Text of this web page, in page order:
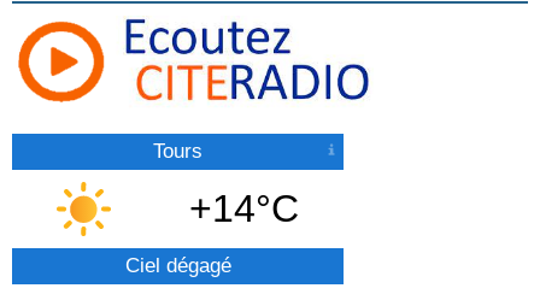
Tours
+14°C
Ciel dégagé